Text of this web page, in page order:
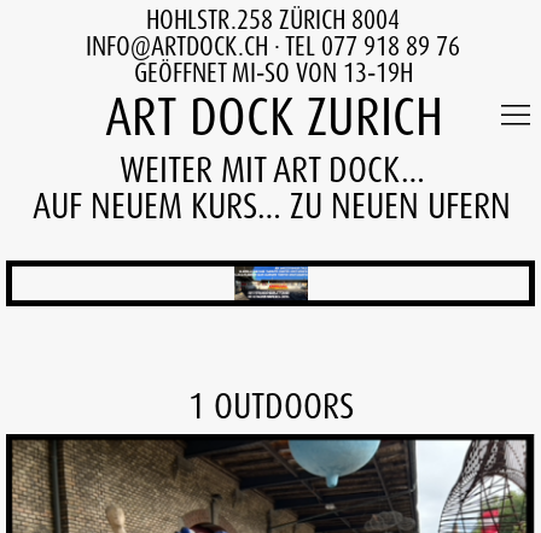
HOHLSTR.258 ZÜRICH 8004
INFO@ARTDOCK.CH · TEL 077 918 89 76
GEÖFFNET MI‑SO VON 13‑19H
ART DOCK ZURICH
WEITER MIT ART DOCK…
AUF NEUEM KURS… ZU NEUEN UFERN
1 OUTDOORS